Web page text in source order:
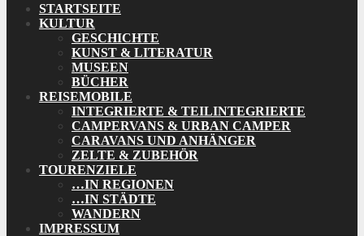
STARTSEITE
KULTUR
GESCHICHTE
KUNST & LITERATUR
MUSEEN
BÜCHER
REISEMOBILE
INTEGRIERTE & TEILINTEGRIERTE
CAMPERVANS & URBAN CAMPER
CARAVANS UND ANHÄNGER
ZELTE & ZUBEHÖR
TOURENZIELE
…IN REGIONEN
…IN STÄDTE
WANDERN
IMPRESSUM